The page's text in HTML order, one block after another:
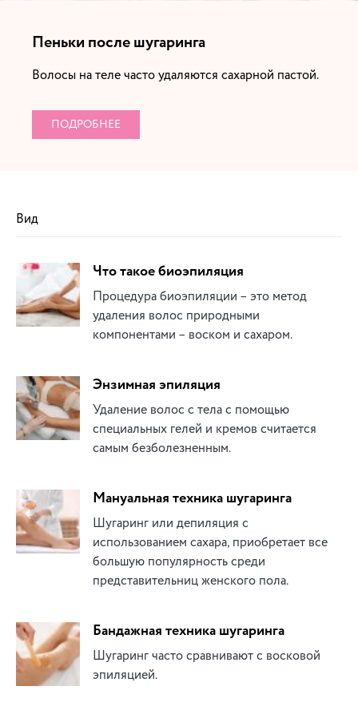
Пеньки после шугаринга
Волосы на теле часто удаляются сахарной пастой.
ПОДРОБНЕЕ
Вид
Что такое биоэпиляция
Процедура биоэпиляции – это метод
удаления волос природными
компонентами – воском и сахаром.
Энзимная эпиляция
Удаление волос с тела с помощью
специальных гелей и кремов считается
самым безболезненным.
Мануальная техника шугаринга
Шугаринг или депиляция с
использованием сахара, приобретает все
большую популярность среди
представительниц женского пола.
Бандажная техника шугаринга
Шугаринг часто сравнивают с восковой
эпиляцией.